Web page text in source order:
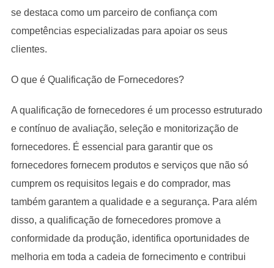
se destaca como um parceiro de confiança com
competências especializadas para apoiar os seus
clientes.
O que é Qualificação de Fornecedores?
A qualificação de fornecedores é um processo estruturado
e contínuo de avaliação, seleção e monitorização de
fornecedores. É essencial para garantir que os
fornecedores fornecem produtos e serviços que não só
cumprem os requisitos legais e do comprador, mas
também garantem a qualidade e a segurança. Para além
disso, a qualificação de fornecedores promove a
conformidade da produção, identifica oportunidades de
melhoria em toda a cadeia de fornecimento e contribui